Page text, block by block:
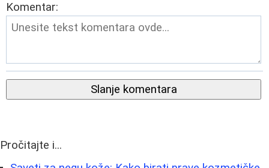
Komentar:
Slanje komentara
Pročitajte i...